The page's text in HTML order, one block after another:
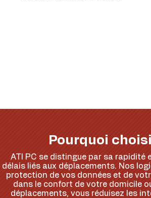
Pourquoi
ATI PC se distingue par sa
délais liés aux déplacements. Nos
protection de vos données et de
dans le confort de votre domicile
déplacements, vous réduisez les